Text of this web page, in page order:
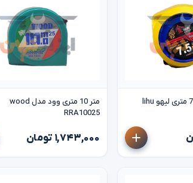
متر 10 متری وود مدل wood
RRA10025
۱,۷۴۳,۰۰۰ تومان